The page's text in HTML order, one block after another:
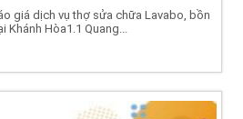
giá dịch vụ thợ sửa chữa Lavabo, bồn
Khánh Hòa1.1 Quang...